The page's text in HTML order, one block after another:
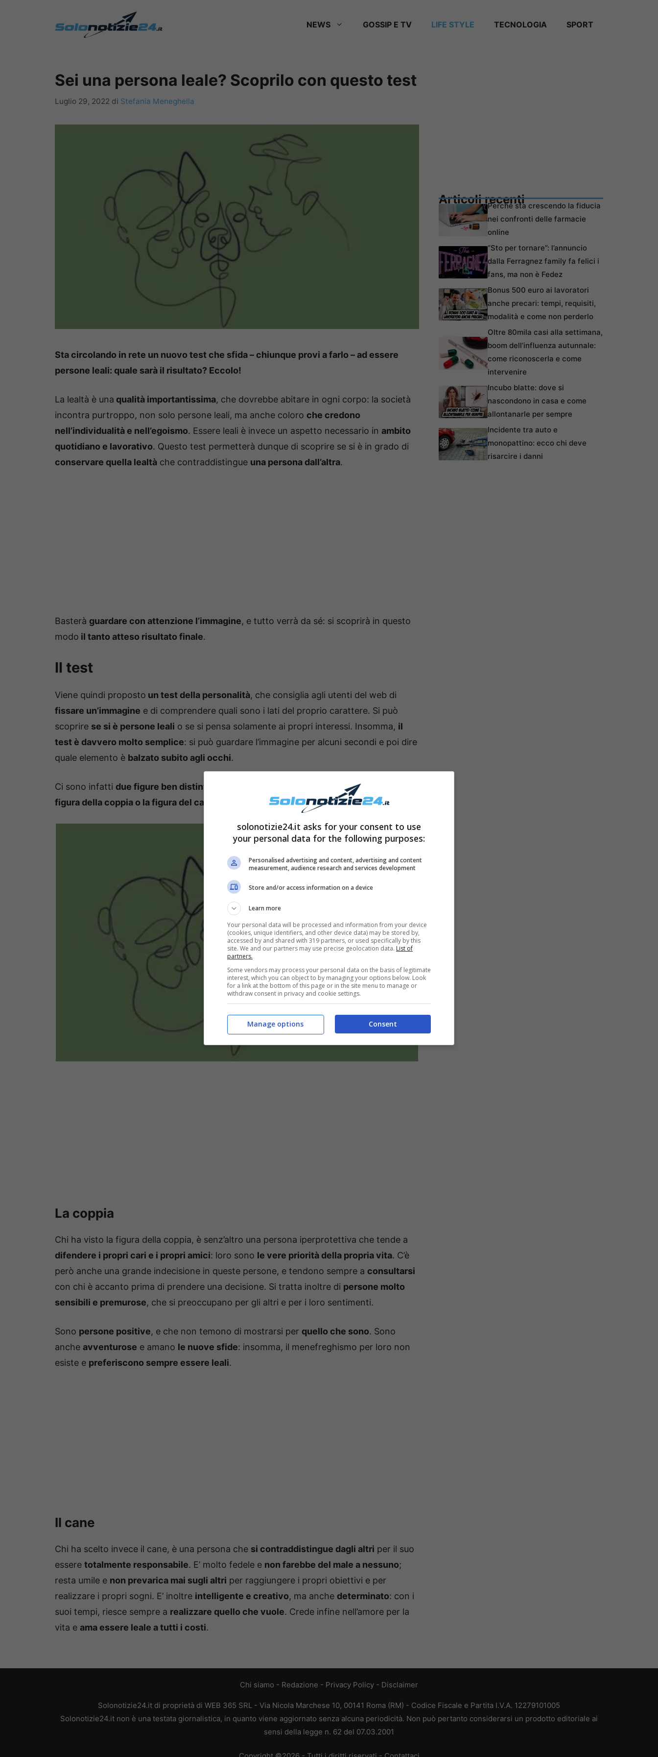
NEWS GOSSIP E TV LIFE STYLE TECNOLOGIA SPORT
Sei una persona leale? Scoprilo con questo test
Luglio 29, 2022 di Stefania Meneghella
Sta circolando in rete un nuovo test che sfida – chiunque provi a farlo – ad essere
persone leali: quale sarà il risultato? Eccolo!
La lealtà è una qualità importantissima, che dovrebbe abitare in ogni corpo: la società
incontra purtroppo, non solo persone leali, ma anche coloro che credono
nell’individualità e nell’egoismo. Essere leali è invece un aspetto necessario in ambito
quotidiano e lavorativo. Questo test permetterà dunque di scoprire se si è in grado di
conservare quella lealtà che contraddistingue una persona dall’altra.
Basterà guardare con attenzione l’immagine, e tutto verrà da sé: si scoprirà in questo
modo il tanto atteso risultato finale.
Il test
Viene quindi proposto un test della personalità, che consiglia agli utenti del web di
fissare un’immagine e di comprendere quali sono i lati del proprio carattere. Si può
scoprire se si è persone leali o se si pensa solamente ai propri interessi. Insomma, il
test è davvero molto semplice: si può guardare l’immagine per alcuni secondi e poi dire
quale elemento è balzato subito agli occhi.
Ci sono infatti due figure ben distinte : quale delle due si riesce a vedere per prima?
figura della coppia o la figura del cane?
La coppia
Chi ha visto la figura della coppia, è senz’altro una persona iperprotettiva che tende a
difendere i propri cari e i propri amici: loro sono le vere priorità della propria vita. C’è
però anche una grande indecisione in queste persone, e tendono sempre a consultarsi
con chi è accanto prima di prendere una decisione. Si tratta inoltre di persone molto
sensibili e premurose, che si preoccupano per gli altri e per i loro sentimenti.
Sono persone positive, e che non temono di mostrarsi per quello che sono. Sono
anche avventurose e amano le nuove sfide: insomma, il menefreghismo per loro non
esiste e preferiscono sempre essere leali.
Il cane
Chi ha scelto invece il cane, è una persona che si contraddistingue dagli altri per il suo
essere totalmente responsabile. E’ molto fedele e non farebbe del male a nessuno;
resta umile e non prevarica mai sugli altri per raggiungere i propri obiettivi e per
realizzare i propri sogni. E’ inoltre intelligente e creativo, ma anche determinato: con i
suoi tempi, riesce sempre a realizzare quello che vuole. Crede infine nell’amore per la
vita e ama essere leale a tutti i costi.
Articoli recentiPerché sta crescendo la fiducia
nei confronti delle farmacie
online
“Sto per tornare”: l’annuncio
dalla Ferragnez family fa felici i
fans, ma non è Fedez
Bonus 500 euro ai lavoratori
anche precari: tempi, requisiti,
modalità e come non perderlo
Oltre 80mila casi alla settimana,
boom dell’influenza autunnale:
come riconoscerla e come
intervenire
Incubo blatte: dove si
nascondono in casa e come
allontanarle per sempre
Incidente tra auto e
monopattino: ecco chi deve
risarcire i danni
Chi siamo - Redazione - Privacy Policy - Disclaimer
Solonotizie24.it di proprietà di WEB 365 SRL - Via Nicola Marchese 10, 00141 Roma (RM) - Codice Fiscale e Partita I.V.A. 12279101005
Solonotizie24.it non è una testata giornalistica, in quanto viene aggiornato senza alcuna periodicità. Non può pertanto considerarsi un prodotto editoriale ai
sensi della legge n. 62 del 07.03.2001
solonotizie24.it asks for your consent to use
your personal data for the following purposes:
Personalised advertising and content, advertising and content
measurement, audience research and services development
Store and/or access information on a device
Learn more
Your personal data will be processed and information from your device
(cookies, unique identifiers, and other device data) may be stored by,
accessed by and shared with 319 partners, or used specifically by this
site. We and our partners may use precise geolocation data. List of
partners.
Some vendors may process your personal data on the basis of legitimate
interest, which you can object to by managing your options below. Look
for a link at the bottom of this page or in the site menu to manage or
withdraw consent in privacy and cookie settings.
Consent
Manage options